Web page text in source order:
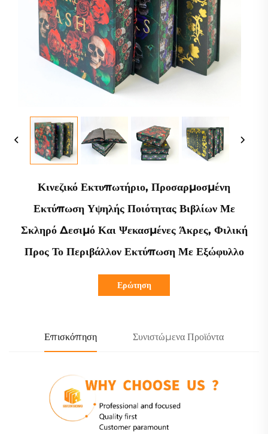
Κινεζικό Εκτυπωτήριο, Προσαρμοσμένη
Εκτύπωση Υψηλής Ποιότητας Βιβλίων Με
Σκληρό Δεσιμό Και Ψεκασμένες Άκρες, Φιλική
Προς Το Περιβάλλον Εκτύπωση Με Εξώφυλλο
Ερώτηση
Επισκόπηση Συνιστώμενα Προϊόντα